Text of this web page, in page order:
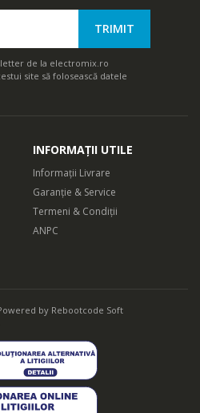
de la electromix.ro
site să folosească datele
INFORMAȚII UTILE
Informații Livrare
Garanție & Service
Termeni & Condiții
ANPC
by Rebootcode Soft